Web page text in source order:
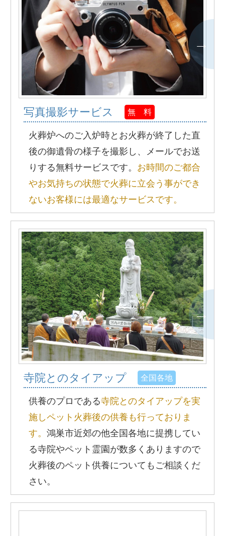
写真撮影サービス 無 料
火葬炉へのご入炉時とお火葬が終了した直
後の御遺骨の様子を撮影し、メールでお送
りする無料サービスです。 お時間のご都合
やお気持ちの状態で火葬に立会う事ができ
ないお客様には最適なサービスです。
寺院とのタイアップ 全国各地
供養のプロである寺院とのタイアップを実
施しペット火葬後の供養も行っておりま
す。鴻巣市近郊の他全国各地に提携してい
る寺院やペット霊園が数多くありますので
火葬後のペット供養についてもご相談くだ
さい。